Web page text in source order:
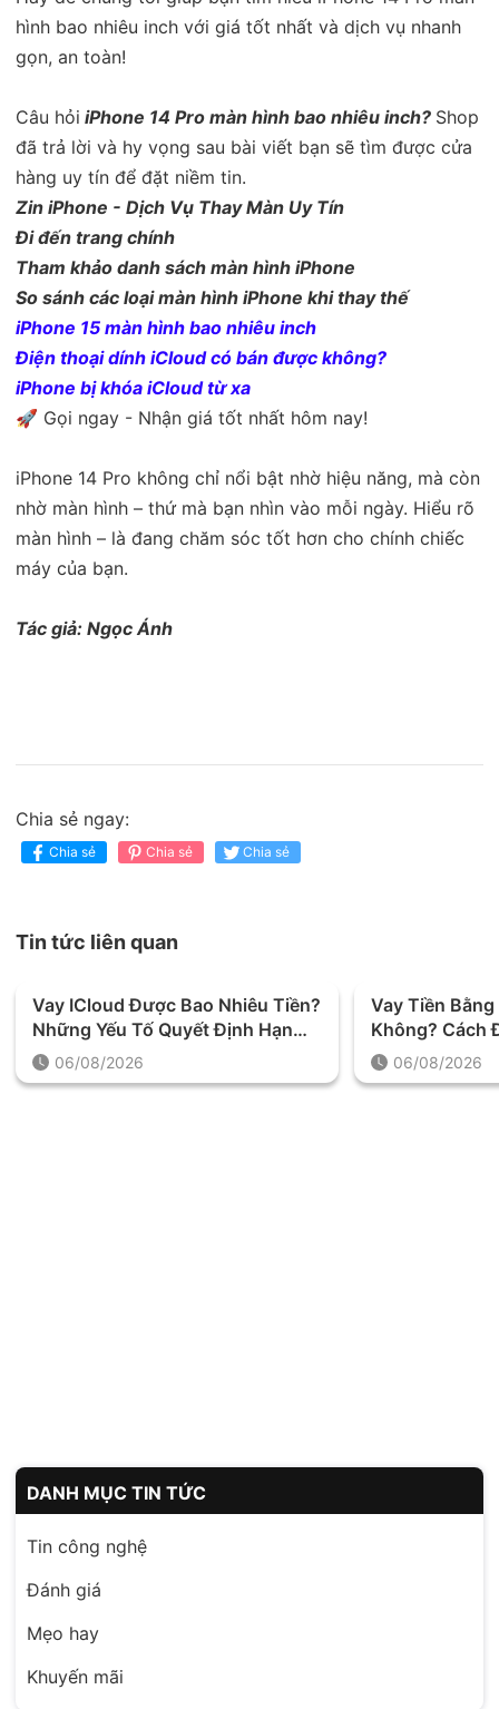
hình bao nhiêu inch với giá tốt nhất và dịch vụ nhanh
gọn, an toàn!
Câu hỏi iPhone 14 Pro màn hình bao nhiêu inch? Shop
đã trả lời và hy vọng sau bài viết bạn sẽ tìm được cửa
hàng uy tín để đặt niềm tin.
Zin iPhone - Dịch Vụ Thay Màn Uy Tín
Đi đến trang chính
Tham khảo danh sách màn hình iPhone
So sánh các loại màn hình iPhone khi thay thế
iPhone 15 màn hình bao nhiêu inch
Điện thoại dính iCloud có bán được không?
iPhone bị khóa iCloud từ xa
🚀 Gọi ngay - Nhận giá tốt nhất hôm nay!
iPhone 14 Pro không chỉ nổi bật nhờ hiệu năng, mà còn
nhờ màn hình – thứ mà bạn nhìn vào mỗi ngày. Hiểu rõ
màn hình – là đang chăm sóc tốt hơn cho chính chiếc
máy của bạn.
Tác giả: Ngọc Ánh
Chia sẻ ngay:
Chia sẻ Chia sẻ Chia sẻ
Tin tức liên quan
Vay ICloud Được Bao Nhiêu Tiền?
Những Yếu Tố Quyết Định Hạn
Mức Khoản Vay
06/08/2026
Vay Tiền
Không? Cách
Trước Khi
06/08/2026
DANH MỤC TIN TỨC
Tin công nghệ
Đánh giá
Mẹo hay
Khuyến mãi